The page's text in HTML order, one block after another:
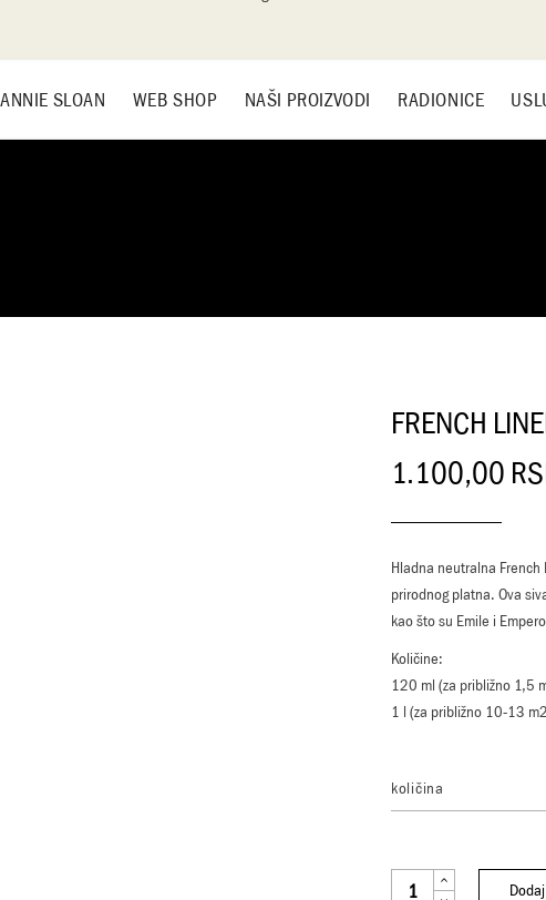
ANNIE SLOAN WEB SHOP NAŠI PROIZVODI RADIONICE
FRENCH
1.100,00
Hladna neutralna
prirodnog platna. Ova
kao što su Emile i
Količine:
120 ml (za približno 1,5
1 l (za približno 10-13
količina
FRENCH LINEN QUANTITY